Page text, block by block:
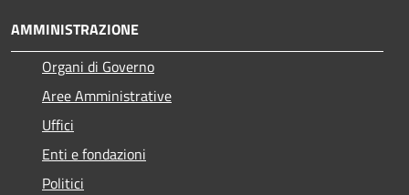
AMMINISTRAZIONE
Organi di Governo
Aree Amministrative
Uffici
Enti e fondazioni
Politici